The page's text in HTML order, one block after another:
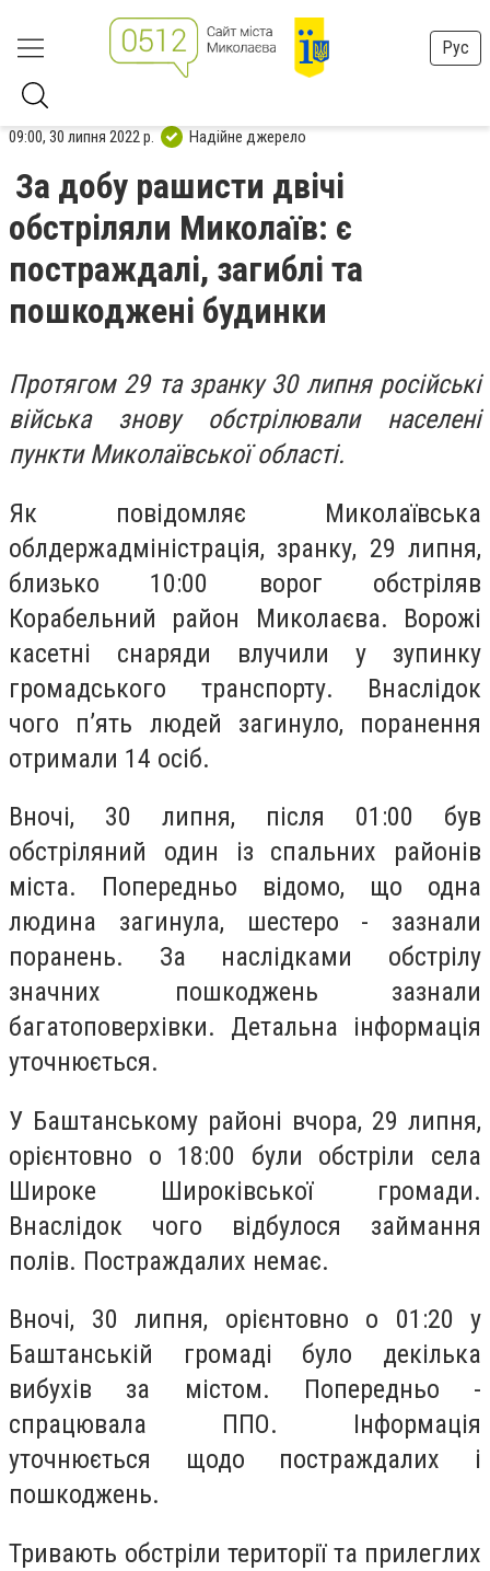
Рус
09:00, 30 липня 2022 р. Надійне джерело
За добу рашисти двічі
обстріляли Миколаїв: є
постраждалі, загиблі та
пошкоджені будинки
Протягом 29 та зранку 30 липня російські
війська знову обстрілювали населені
пункти Миколаївської області.
Як повідомляє Миколаївська
облдержадміністрація, зранку, 29 липня,
близько 10:00 ворог обстріляв
Корабельний район Миколаєва. Ворожі
касетні снаряди влучили у зупинку
громадського транспорту. Внаслідок
чого п’ять людей загинуло, поранення
отримали 14 осіб.
Вночі, 30 липня, після 01:00 був
обстріляний один із спальних районів
міста. Попередньо відомо, що одна
людина загинула, шестеро - зазнали
поранень. За наслідками обстрілу
значних пошкоджень зазнали
багатоповерхівки. Детальна інформація
уточнюється.
У Баштанському районі вчора, 29 липня,
орієнтовно о 18:00 були обстріли села
Широке Широківської громади.
Внаслідок чого відбулося займання
полів. Постраждалих немає.
Вночі, 30 липня, орієнтовно о 01:20 у
Баштанській громаді було декілька
вибухів за містом. Попередньо -
спрацювала ППО. Інформація
уточнюється щодо постраждалих і
пошкоджень.
Тривають обстріли території та прилеглих